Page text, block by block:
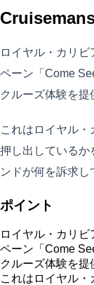
ロイヤル・カリ
ペーン「Come
クルーズ体験を提
これはロイヤル
押し出しているか
ンドが何を訴求し
ポイント
ロイヤル・カリ
ペーン「Come
クルーズ体験を
これはロイヤル